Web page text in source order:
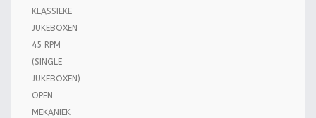
KLASSIEKE
JUKEBOXEN
45 RPM
(SINGLE
JUKEBOXEN)
OPEN
MEKANIEK